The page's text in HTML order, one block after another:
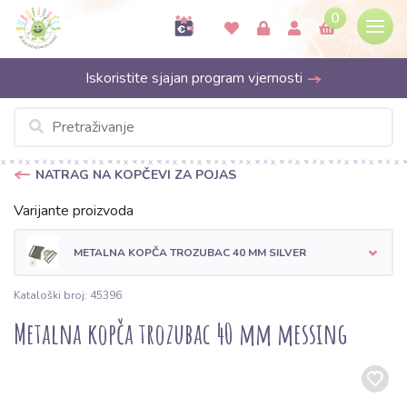
0
Iskoristite sjajan program vjernosti
NATRAG NA KOPČEVI ZA POJAS
Varijante proizvoda
METALNA KOPČA TROZUBAC 40 MM SILVER
Kataloški broj: 45396
Metalna kopča trozubac 40 mm messing